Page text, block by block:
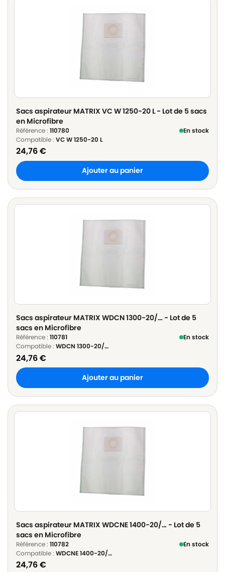
Sacs aspirateur MATRIX VC W 1250-20 L - Lot de 5 sacs
en Microfibre
Référence : 110780
En stock
Compatible : VC W 1250-20 L
24,76€
Ajouter au panier
Sacs aspirateur MATRIX WDCN 1300-20/… - Lot de 5
sacs en Microfibre
Référence : 110781
En stock
Compatible : WDCN 1300-20/…
24,76€
Ajouter au panier
Sacs aspirateur MATRIX WDCNE 1400-20/… - Lot de 5
sacs en Microfibre
Référence : 110782
En stock
Compatible : WDCNE 1400-20/…
24,76€